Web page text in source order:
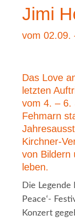
Jimi
vom 02.09.
Das Love
letzten
vom 4. – 6.
Fehmarn
Kirchner-
von Bildern
leben.
Die Legende
Peace‘-
Konzert